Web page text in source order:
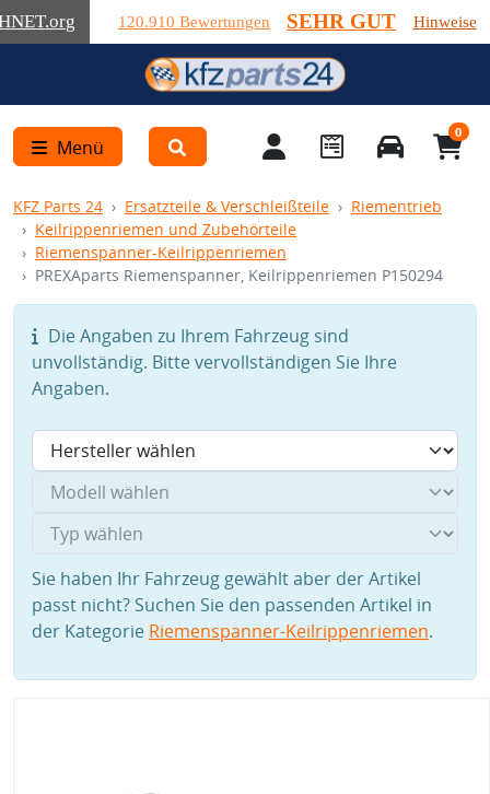
.org 120.910 Bewertungen SEHR GUT Hinweise
Menü
0
KFZ Parts 24 Ersatzteile & Verschleißteile
Riementrieb
Keilrippenriemen und Zubehörteile
Riemenspanner-Keilrippenriemen
PREXAparts Riemenspanner, Keilrippenriemen P150294
Die Angaben zu Ihrem Fahrzeug sind
unvollständig. Bitte vervollständigen Sie Ihre
Angaben.
Sie haben Ihr Fahrzeug gewählt aber der Artikel
passt nicht? Suchen Sie den passenden Artikel in
der Kategorie Riemenspanner-Keilrippenriemen.